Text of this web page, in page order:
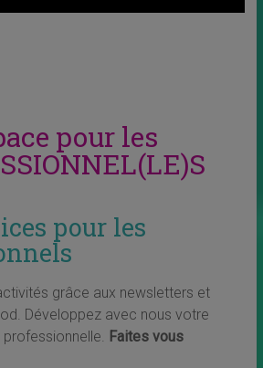
pour les
pour les
grâce aux newsletters et
Développez avec nous votre
Faites vous